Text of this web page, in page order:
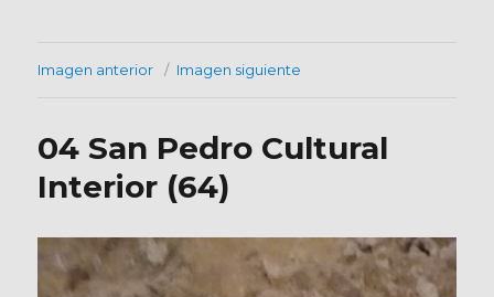
Imagen anterior Imagen siguiente
04 San Pedro Cultural
Interior (64)